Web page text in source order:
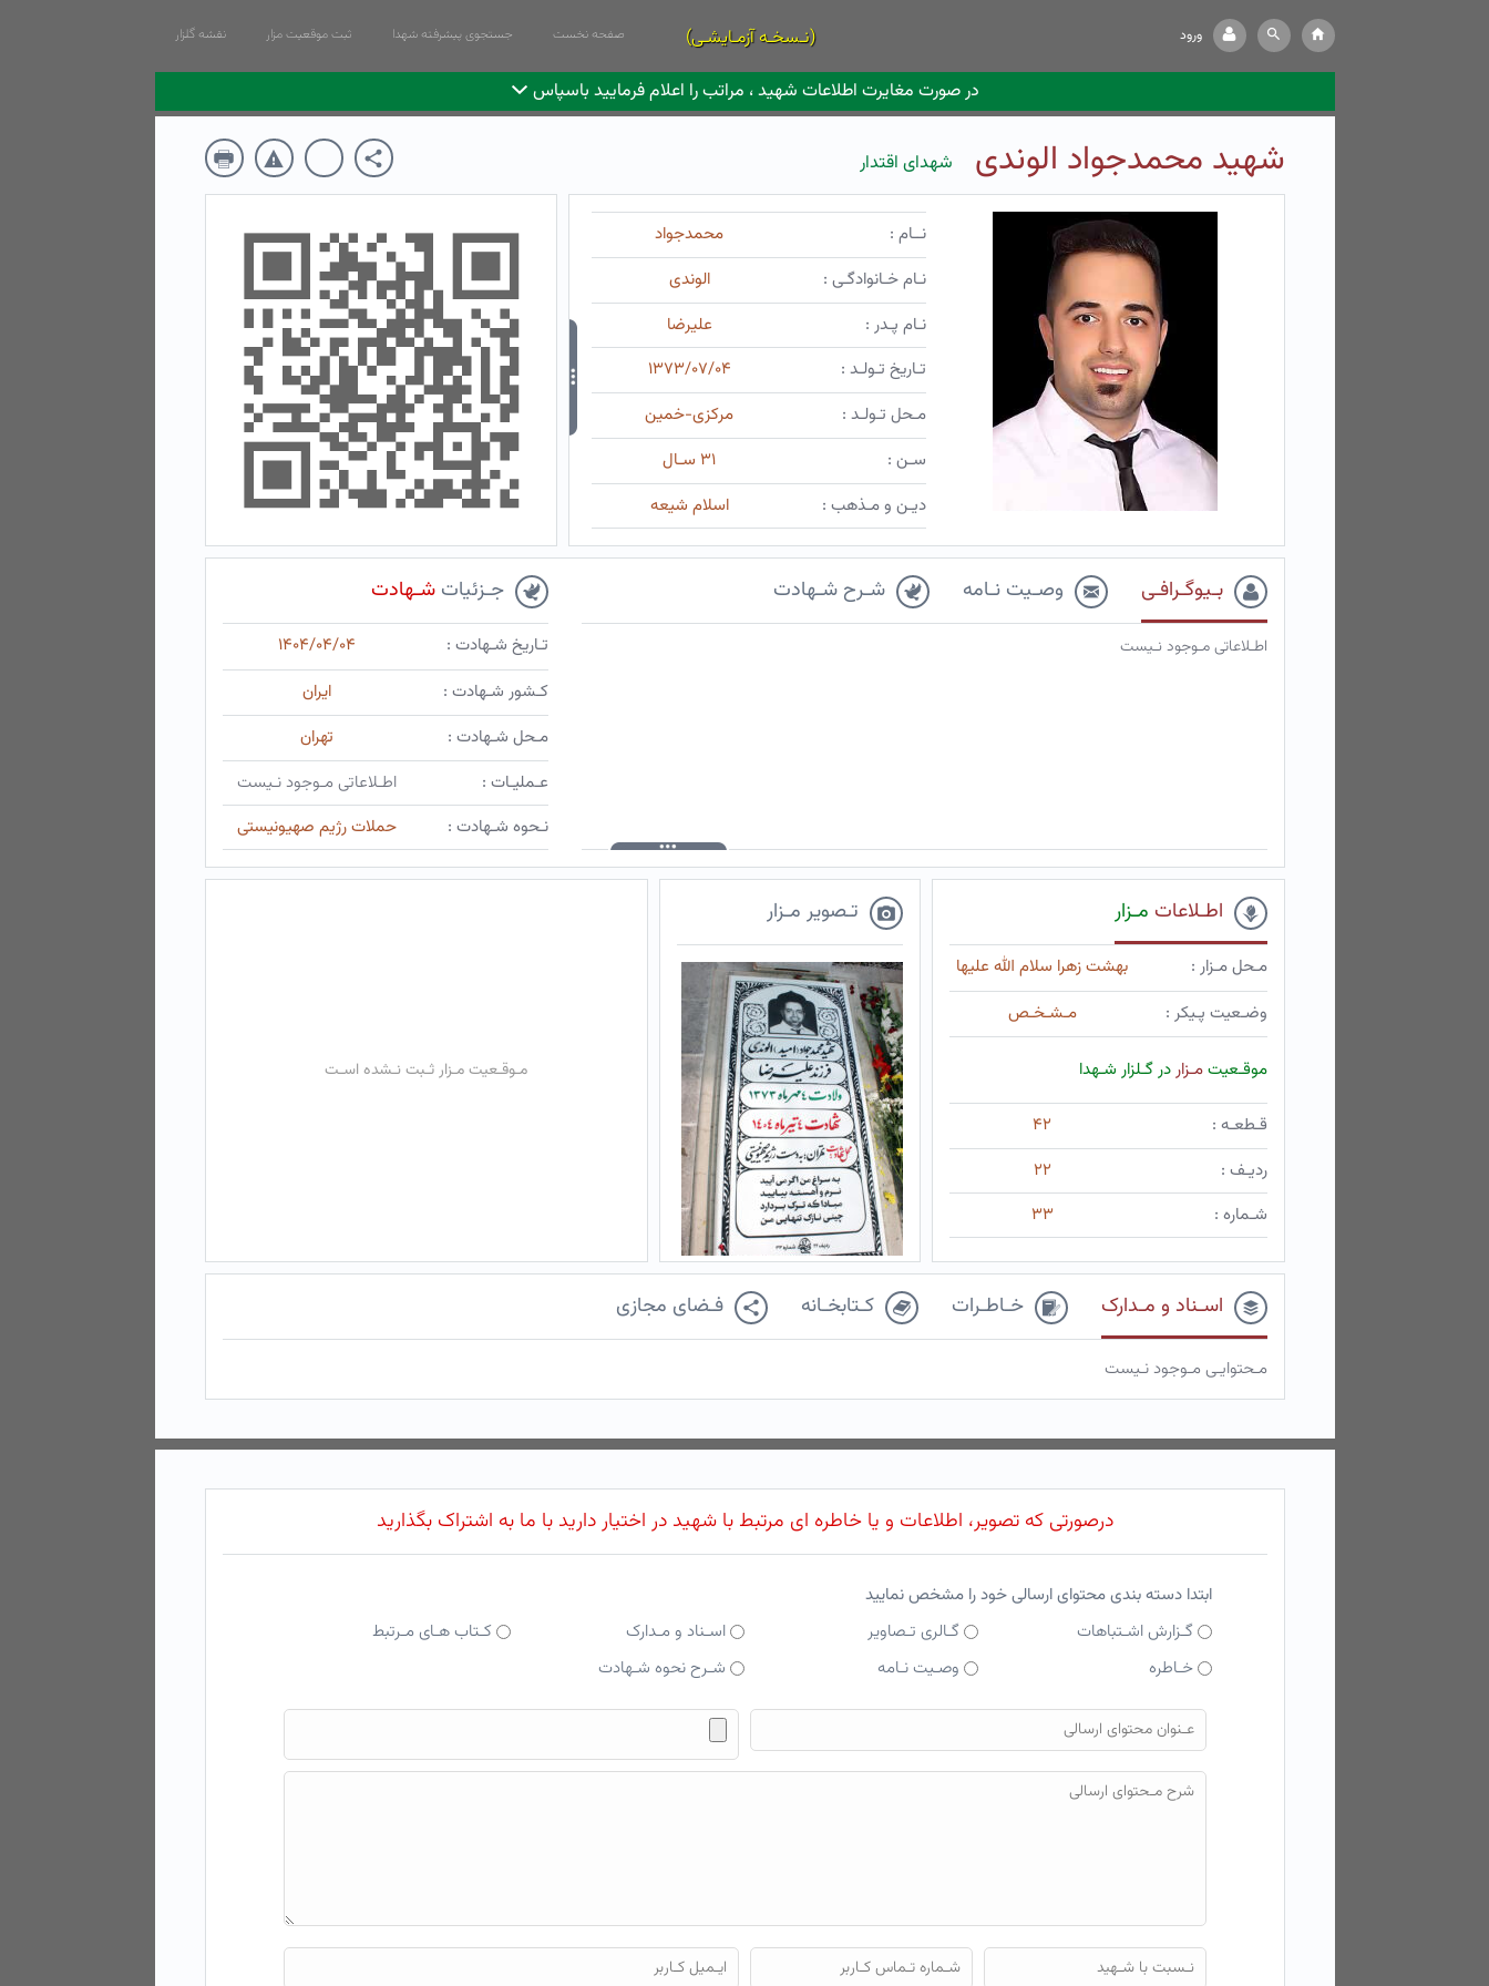
ورود (نـسخـه آزمـایشـی) صفحه نخست جستجوی پیشرفته شهدا ثبت موقعیت مزار نقشه گلزار
در صورت مغایرت اطلاعات شهید ، مراتب را اعلام فرمایید باسپاس
شهید محمدجواد الوندی شهدای اقتدار
نــام :
محمدجواد
نـام خـانوادگـی :
الوندی
نـام پـدر :
علیرضا
تـاریخ تـولـد :
۱۳۷۳/۰۷/۰۴
مـحل تـولـد :
مرکزی-خمین
سـن :
۳۱ سـال
دیـن و مـذهب :
اسلام شیعه
بـیوگـرافـی وصـیت نـامه شـرح شـهادت
اطـلاعاتی مـوجود نـیست
جـزئیاتشـهادت
تـاریخ شـهادت :
۱۴۰۴/۰۴/۰۴
کـشور شـهادت :
ایران
مـحل شـهادت :
تهران
عـملیـات :
اطـلاعاتی مـوجود نـیست
نـحوه شـهادت :
حملات رژیم صهیونیستی
اطـلاعات مـزار
مـحل مـزار :
بهشت زهرا سلام الله علیها
وضـعیت پـیکر :
مـشـخـص
موقـعیتمـزاردر گـلزار شـهدا
قـطعـه :
۴۲
ردیـف :
۲۲
شـماره :
۳۳
تـصویر مـزار
مـوقـعیت مـزار ثـبت نـشده اسـت
اسـناد و مـدارک خـاطـرات کـتابخـانه فـضای مجازی
مـحتوایـی مـوجود نـیست
درصورتی که تصویر، اطلاعات و یا خاطره ای مرتبط با شهید در اختیار دارید با ما به اشتراک بگذارید
ابتدا دسته بندی محتوای ارسالی خود را مشخص نمایید
گـزارش اشـتباهات
گـالری تـصاویر اسـناد و مـدارک
کـتاب هـای مـرتبط
خـاطره
وصـیت نـامه شـرح نحوه شـهادت
فایل محتوای ارسالی